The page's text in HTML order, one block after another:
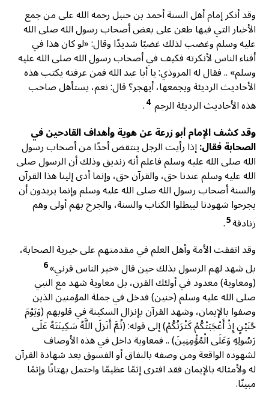
وقد أنكر إمام أهل السنة أحمد بن حنبل رحمه الله على من جمع
الأخبار التي فيها طعن على بعض أصحاب رسول الله صلى الله
عليه وسلم وغضب لذلك غضبًا شديدًا وقال: «لو كان هذا في
أفناء الناس لأنكرته فكيف في أصحاب رسول الله صلى الله عليه
وسلم» .. فقال له المروذي: يا أبا عبد الله فمن عرفته يكتب هذه
الأحاديث الرديئة ويجمعها، أيهجر؟ قال: نعم، يستأهل صاحب
هذه الأحاديث الرديئة الرجم 4
.
وقد كشف الإمام أبو زرعة عن هوية وأهداف القادحين في
الصحابة فقال:إذا رأيت الرجل ينتقض أحدًا من أصحاب رسول
الله صلى الله عليه وسلم فاعلم أنه زنديق وذلك أن الرسول صلى
الله عليه وسلم عندنا حق، والقرآن حق، وإنما أدى إلينا هذا القرآن
والسنة أصحاب رسول الله صلى الله عليه وسلم وإنما يريدون أن
يجرحوا شهودنا ليبطلوا الكتاب والسنة، والجرح بهم أولى وهم
زنادقة5
.
وقد اتفقت الأمة وأهل العلم في مقدمتهم على خيرية الصحابة،
بل شهد لهم الرسول بذلك حين قال «خير الناس قرني»6
(ومعاوية) معدود في أولئك القرن، بل معاوية شهد مع النبي
صلى الله عليه وسلم (حنين) فدخل في جملة المؤمنين الذين
وصفوا بالإيمان، وشهد القرآن بإنزال السكينة في قلوبهم (وَيَوْمَ
حُنَيْنٍ إِذْ أَعْجَبَتْكُمْ كَثْرَتُكُمْ) إلى قوله: (ثُمَّ أَنَزلَ اللَّهُ سَكِينَتَهُ عَلَى
رَسُولِهِ وَعَلَى الْمُؤْمِنِينَ) .. فمعاوية داخل في هذه الأوصاف
لشهوده الواقعة ومن وصفه بالنفاق أو الفسوق بعد شهادة القرآن
له ولأمثاله بالإيمان فقد افترى إثمًا عظيمًا واحتمل بهتانًا وإثمًا
مبينًا.